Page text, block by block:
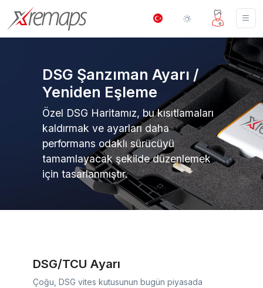
DSG Şanzıman Ayarı /
Yeniden Eşleme
Özel DSG Haritamız, bu kısıtlamaları
kaldırmak ve ayarları daha
performans odaklı sürücüyü
tamamlayacak şekilde düzenlemek
için tasarlanmıştır.
DSG/TCU Ayarı
Çoğu, DSG vites kutusunun bugün piyasada